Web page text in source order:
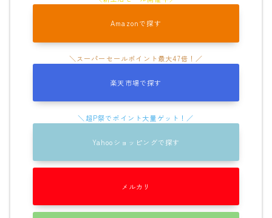
Amazonで探す
楽天市場で探す
Yahooショッピングで探す
メルカリ